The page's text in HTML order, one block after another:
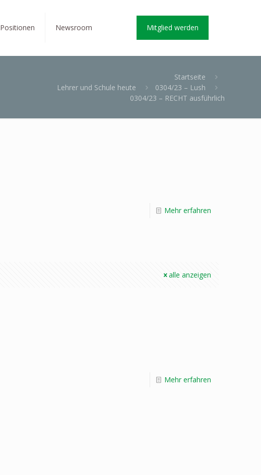
Positionen Newsroom Mitglied werden
Startseite
Lehrer und Schule heute
0304/23 – Lush
0304/23 – RECHT ausführlich
Mehr erfahren
alle anzeigen
Mehr erfahren